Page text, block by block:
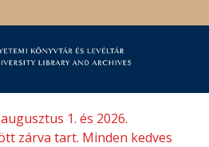
1. és 2026.
zárva tart. Minden kedves